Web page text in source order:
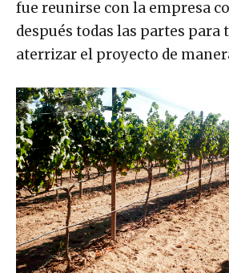
fue reunirse con la empresa
después todas las partes para
aterrizar el proyecto de